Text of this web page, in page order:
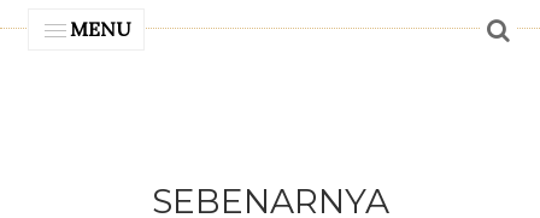
MENU
SEBENARNYA